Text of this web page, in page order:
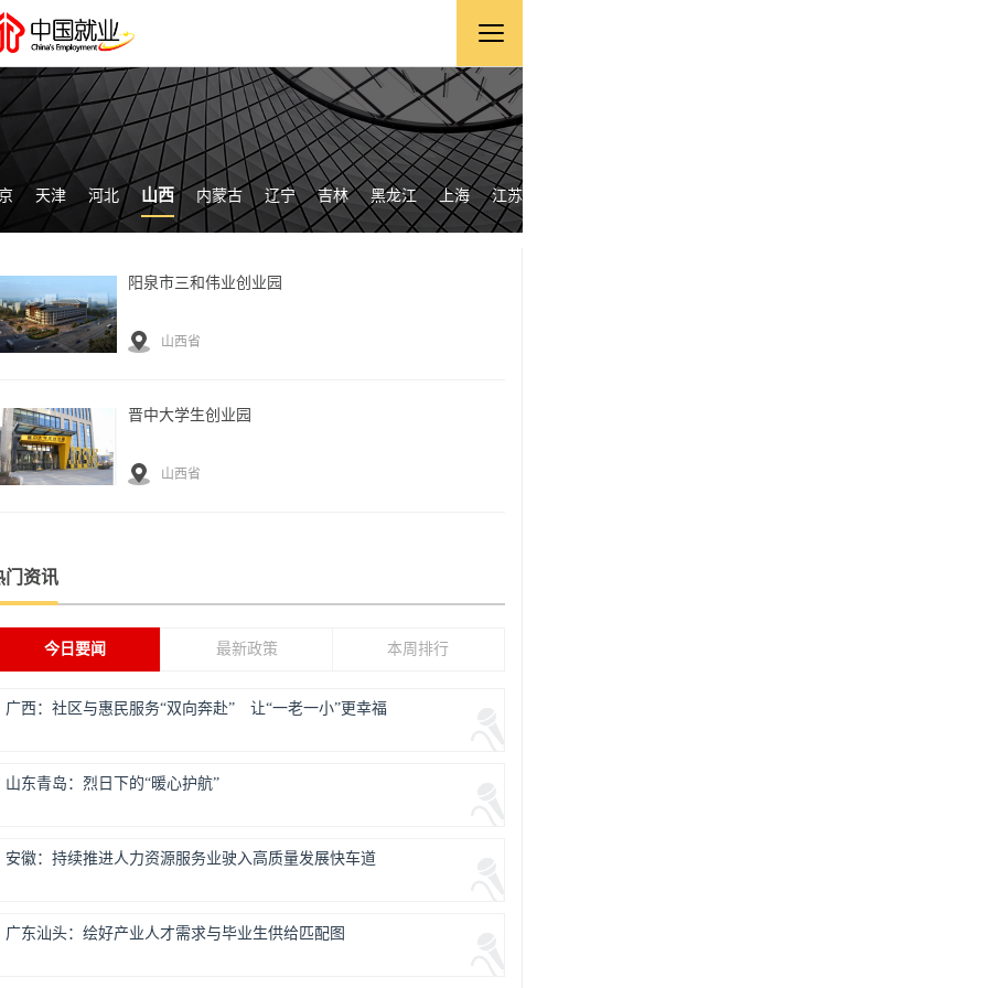
天津 河北 山西 内蒙古 辽宁 吉林 黑龙江 上海 江苏
阳泉市三和伟业创业园
山西省
晋中大学生创业园
山西省
门资讯
今日要闻 最新政策 本周排行
广西：社区与惠民服务“双向奔赴” 让“一老一小”更幸福
山东青岛：烈日下的“暖心护航”
安徽：持续推进人力资源服务业驶入高质量发展快车道
广东汕头：绘好产业人才需求与毕业生供给匹配图